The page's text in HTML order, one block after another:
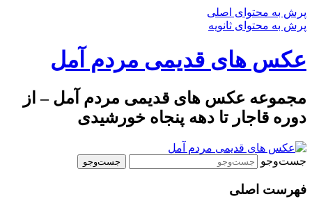
پرش به محتوای اصلی
پرش به محتوای ثانویه
عکس های قدیمی مردم آمل
مجموعه عکس های قدیمی مردم آمل – از
دوره قاجار تا دهه پنجاه خورشیدی
جست‌وجو
فهرست اصلی